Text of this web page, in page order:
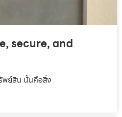
secure, and
พย์สิน นั้นคือสิ่ง